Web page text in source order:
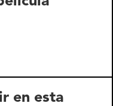
en esta